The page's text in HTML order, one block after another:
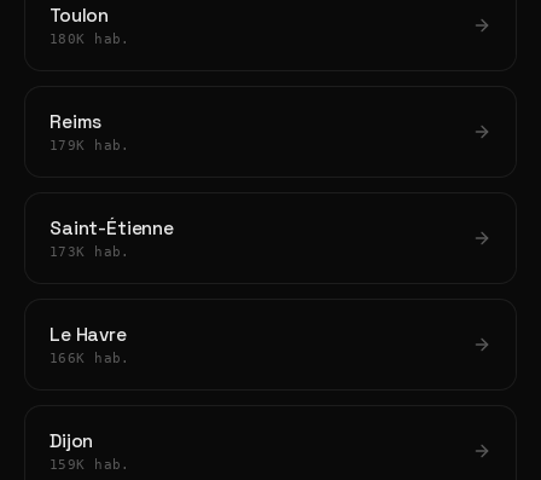
Toulon
180K hab.
Reims
179K hab.
Saint-Étienne
173K hab.
Le Havre
166K hab.
Dijon
159K hab.